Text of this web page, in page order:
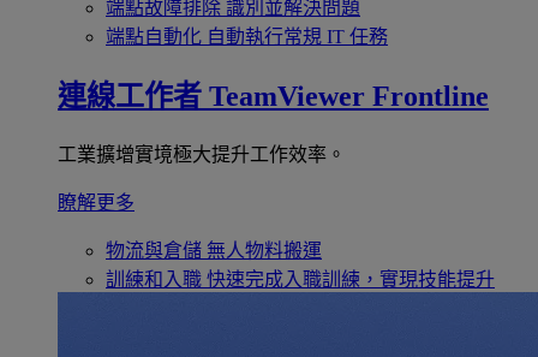
端點故障排除 識別並解決問題
端點自動化 自動執行常規 IT 任務
連線工作者 TeamViewer Frontline
工業擴增實境極大提升工作效率。
瞭解更多
物流與倉儲 無人物料搬運
訓練和入職 快速完成入職訓練，實現技能提升